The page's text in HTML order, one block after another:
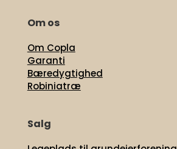
Om os
Om Copla
Garanti
Bæredygtighed
Robiniatræ
Salg